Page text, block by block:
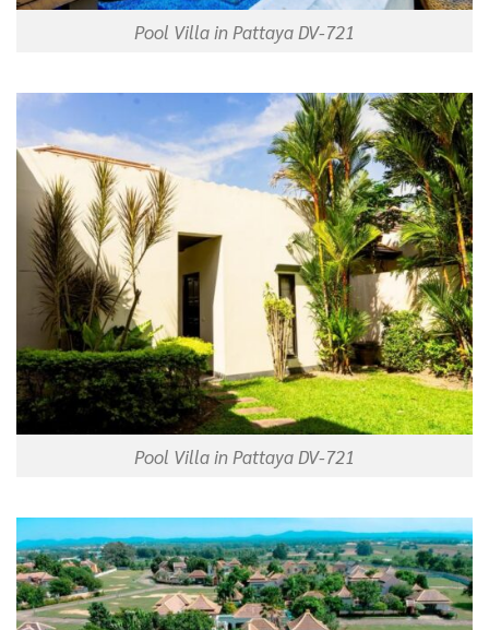
Pool Villa in Pattaya DV-721
Pool Villa in Pattaya DV-721